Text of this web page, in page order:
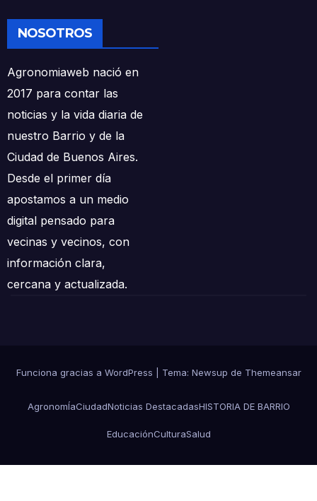
NOSOTROS
Agronomiaweb nació en
2017 para contar las
noticias y la vida diaria de
nuestro Barrio y de la
Ciudad de Buenos Aires.
Desde el primer día
apostamos a un medio
digital pensado para
vecinas y vecinos, con
información clara,
cercana y actualizada.
Funciona gracias a WordPress Tema: Newsup de Themeansar
AgronomÍaCiudadNoticias DestacadasHISTORIA DE BARRIO
EducaciónCulturaSalud